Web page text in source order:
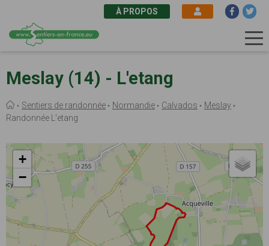
au
contenu
À PROPOS
Meslay (14) - L'etang
Fil
d'Ariane
Sentiers de randonnée Normandie Calvados
Meslay
Randonnée L'etang
+
−